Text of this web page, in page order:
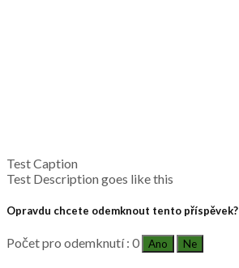
Test Caption
Test Description goes like this
Opravdu chcete odemknout tento příspěvek?
Počet pro odemknutí : 0 Ano Ne